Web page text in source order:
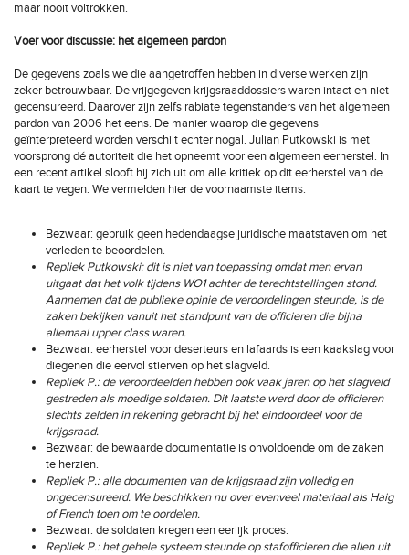
maar nooit voltrokken.
Voer voor discussie: het algemeen pardon
De gegevens zoals we die aangetroffen hebben in diverse werken zijn
zeker betrouwbaar. De vrijgegeven krijgsraaddossiers waren intact en niet
gecensureerd. Daarover zijn zelfs rabiate tegenstanders van het algemeen
pardon van 2006 het eens. De manier waarop die gegevens
geïnterpreteerd worden verschilt echter nogal. Julian Putkowski is met
voorsprong dé autoriteit die het opneemt voor een algemeen eerherstel. In
een recent artikel slooft hij zich uit om alle kritiek op dit eerherstel van de
kaart te vegen. We vermelden hier de voornaamste items:
Bezwaar: gebruik geen hedendaagse juridische maatstaven om het
verleden te beoordelen.
Repliek Putkowski:ditis niet van toepassing omdat men ervan
uitgaat dat het volk tijdens WO1 achter de terechtstellingen stond.
Aannemen dat de publieke opinie de veroordelingen steunde, is de
zaken bekijken vanuit het standpunt van de officieren die bijna
allemaal upper class waren.
Bezwaar: eerherstel voor deserteurs en lafaards is een kaakslag voor
diegenen die eervol stierven op het slagveld.
Repliek P.: de veroordeelden hebben ook vaak jaren op het slagveld
gestreden als moedige soldaten. Dit laatste werd door de officieren
slechts zelden in rekening gebracht bij het eindoordeel voor de
krijgsraad.
Bezwaar: de bewaarde documentatie is onvoldoende om de zaken
te herzien.
Repliek P.: alle documenten van de krijgsraad zijn volledig en
ongecensureerd. We beschikken nu over evenveel materiaal als Haig
of French toen om te oordelen.
Bezwaar: de soldaten kregen een eerlijk proces.
Repliek P.: het gehele systeem steunde op stafofficieren die allen uit